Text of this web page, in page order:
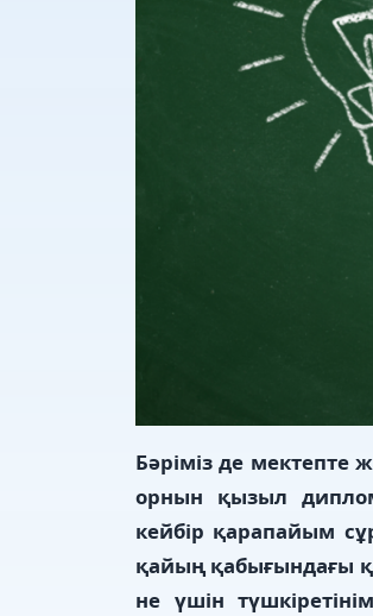
Бәріміз де
орнын қызыл
кейбір қарапайым
қайың қабығындағы
не үшін